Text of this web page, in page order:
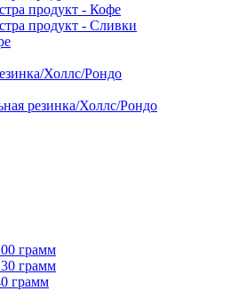
продукт - Кофе
продукт - Сливки
Холлс/Рондо
резинка/Холлс/Рондо
грамм
грамм
грамм